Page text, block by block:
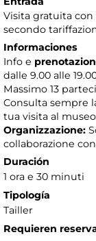
Visita gratuita
secondo
Informaciones
Info e
dalle 9.00 alle
Massimo 13
Consulta sempre
tua visita al museo
Organizzazione:
collaborazione
Duración
1 ora e 30 minuti
Tipología
Tailler
Requieren